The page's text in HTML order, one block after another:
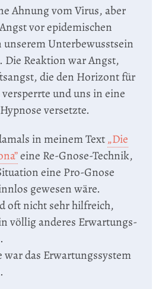
Ahnung vom Virus, aber
vor epidemischen
Unterbewusstsein
Die Reaktion war Angst,
die den Horizont für
und uns in eine
versetzte.
in meinem Text„Die
eine Re-Gnose-Technik,
eine Pro-Gnose
gewesen wäre.
oft nicht sehr hilfreich,
völlig anderes Erwartungs-
war das Erwartungssystem